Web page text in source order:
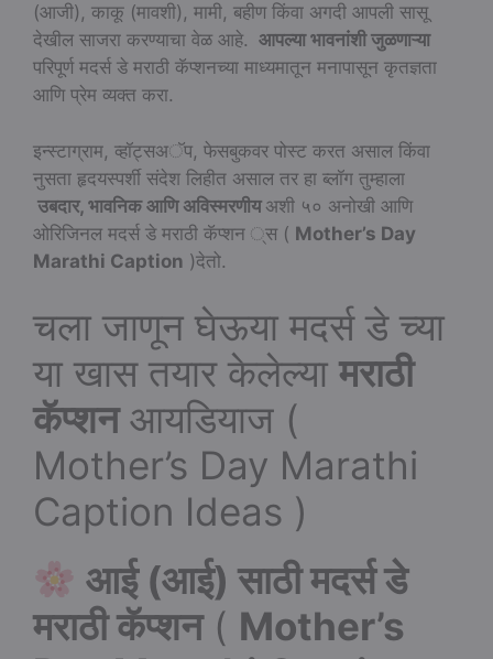
(आजी), काकू (मावशी), मामी, बहीण किंवा अगदी आपली सासू
देखील साजरा करण्याचा वेळ आहे. आपल्या भावनांशी जुळणाऱ्या
परिपूर्ण मदर्स डे मराठी कॅप्शनच्या माध्यमातून मनापासून कृतज्ञता
आणि प्रेम व्यक्त करा.
इन्स्टाग्राम, व्हॉट्सअॅप, फेसबुकवर पोस्ट करत असाल किंवा
नुसता हृदयस्पर्शी संदेश लिहीत असाल तर हा ब्लॉग तुम्हाला
उबदार, भावनिक आणि अविस्मरणीय अशी ५० अनोखी आणि
ओरिजिनल मदर्स डे मराठी कॅप्शन ्स ( Mother’s Day
Marathi Caption )देतो.
चला जाणून घेऊया मदर्स डे च्या
या खास तयार केलेल्या मराठी
कॅप्शनआयडियाज (
Mother’s Day Marathi
Caption Ideas )
आई (आई) साठी मदर्स डे
मराठी कॅप्शन( Mother’s